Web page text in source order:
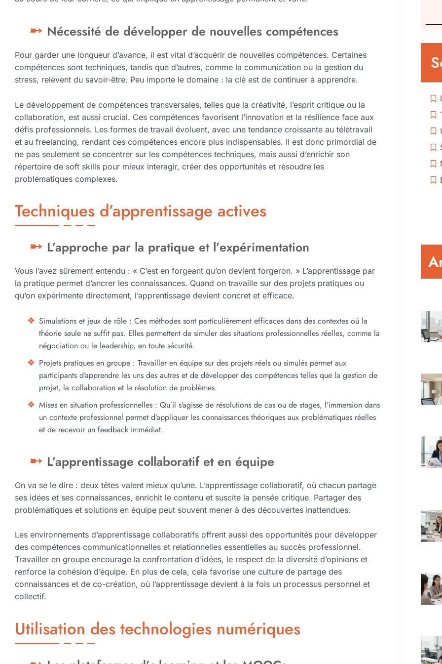
Nécessité de développer de nouvelles compétences
Pour garder une longueur d’avance, il est vital d’acquérir de nouvelles compétences. Certaines
compétences sont techniques, tandis que d’autres, comme la communication ou la gestion du
stress, relèvent du savoir-être. Peu importe le domaine : la clé est de continuer à apprendre.
Le développement de compétences transversales, telles que la créativité, l’esprit critique ou la
collaboration, est aussi crucial. Ces compétences favorisent l’innovation et la résilience face aux
défis professionnels. Les formes de travail évoluent, avec une tendance croissante au télétravail
et au freelancing, rendant ces compétences encore plus indispensables. Il est donc primordial de
ne pas seulement se concentrer sur les compétences techniques, mais aussi d’enrichir son
répertoire de soft skills pour mieux interagir, créer des opportunités et résoudre les
problématiques complexes.
Techniques d’apprentissage actives
L’approche par la pratique et l’expérimentation
Vous l’avez sûrement entendu : « C’est en forgeant qu’on devient forgeron. » L’apprentissage par
la pratique permet d’ancrer les connaissances. Quand on travaille sur des projets pratiques ou
qu’on expérimente directement, l’apprentissage devient concret et efficace.
Simulations et jeux de rôle : Ces méthodes sont particulièrement efficaces dans des contextes où la
théorie seule ne suffit pas. Elles permettent de simuler des situations professionnelles réelles, comme la
négociation ou le leadership, en toute sécurité.
Projets pratiques en groupe : Travailler en équipe sur des projets réels ou simulés permet aux
participants d’apprendre les uns des autres et de développer des compétences telles que la gestion de
projet, la collaboration et la résolution de problèmes.
Mises en situation professionnelles : Qu’il s’agisse de résolutions de cas ou de stages, l’immersion dans
un contexte professionnel permet d’appliquer les connaissances théoriques aux problématiques réelles
et de recevoir un feedback immédiat.
L’apprentissage collaboratif et en équipe
On va se le dire : deux têtes valent mieux qu’une. L’apprentissage collaboratif, où chacun partage
ses idées et ses connaissances, enrichit le contenu et suscite la pensée critique. Partager des
problématiques et solutions en équipe peut souvent mener à des découvertes inattendues.
Les environnements d’apprentissage collaboratifs offrent aussi des opportunités pour développer
des compétences communicationnelles et relationnelles essentielles au succès professionnel.
Travailler en groupe encourage la confrontation d’idées, le respect de la diversité d’opinions et
renforce la cohésion d’équipe. En plus de cela, cela favorise une culture de partage des
connaissances et de co-création, où l’apprentissage devient à la fois un processus personnel et
collectif.
Utilisation des technologies numériques